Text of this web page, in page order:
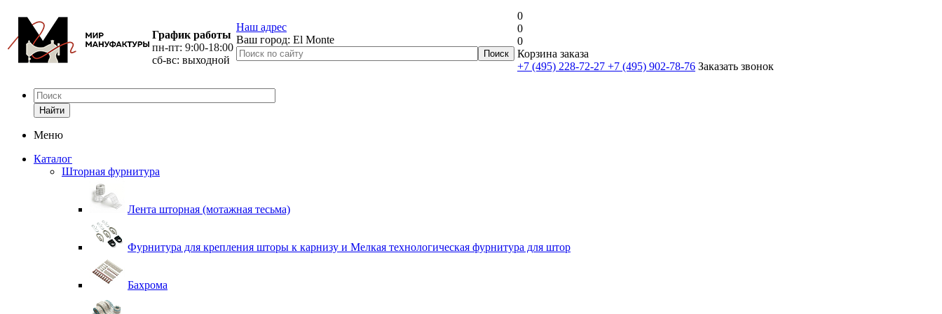
График работы
пн-пт: 9:00-18:00
сб-вс: выходной
Наш адрес
Ваш город: El Monte
0
0
0
Корзина заказа
+7 (495) 228-72-27 +7 (495) 902-78-76 Заказать звонок
Найти
Меню
Каталог
Шторная фурнитура
Лента шторная (мотажная тесьма)
Фурнитура для крепления шторы к карнизу и Мелкая технологическая фурнитура для штор
Бахрома